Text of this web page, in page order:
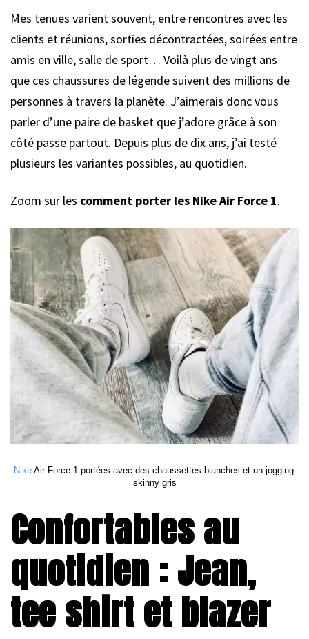
Mes tenues varient souvent, entre rencontres avec les
clients et réunions, sorties décontractées, soirées entre
amis en ville, salle de sport… Voilà plus de vingt ans
que ces chaussures de légende suivent des millions de
personnes à travers la planète. J’aimerais donc vous
parler d’une paire de basket que j’adore grâce à son
côté passe partout. Depuis plus de dix ans, j’ai testé
plusieurs les variantes possibles, au quotidien.
Zoom sur les comment porter les Nike Air Force 1.
Nike Air Force 1 portées avec des chaussettes blanches et un jogging
skinny gris
Confortables au
quotidien : Jean,
tee shirt et blazer